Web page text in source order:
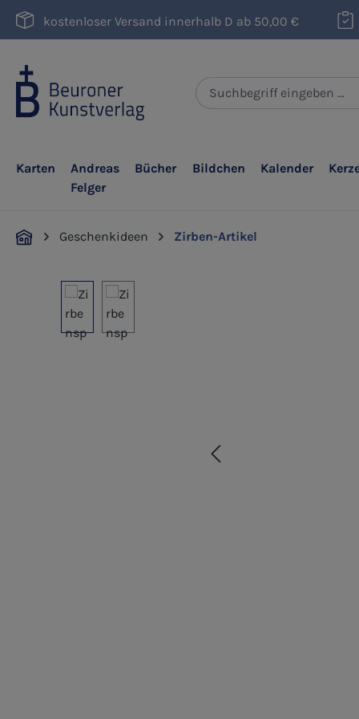
Hauptinhalt springen
Zur Suche springen
Zur Hauptnavigation springen
kostenloser Versand innerhalb D ab 50,00 €
Karten
Andreas
Felger
Bücher Bildchen Kalender
Geschenkideen Zirben-Artikel
Bildergalerie überspringen